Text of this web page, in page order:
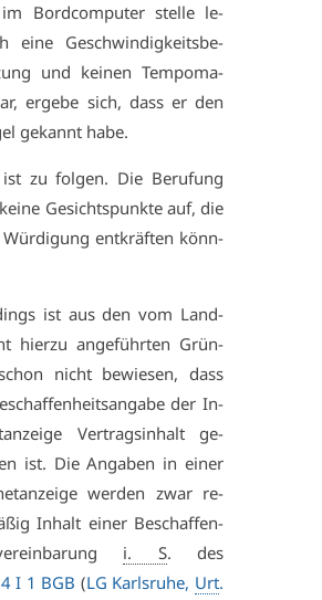
Bord­com­pu­ter stel­le le­
ei­ne Ge­schwin­dig­keits­be­
und kei­nen Tem­po­ma­
er­ge­be sich, dass er den
ge­kannt ha­be.
zu fol­gen. Die Be­ru­fung
Ge­sichts­punk­te auf, die
Wür­di­gung ent­kräf­ten könn­
ist aus den vom Land­
hier­zu an­ge­führ­ten Grün­
nicht be­wie­sen, dass
der In­
Ver­trags­in­halt ge­
ist. Die An­ga­ben in ei­ner
wer­den zwar re­
In­halt ei­ner Be­schaf­fen­
i. S. des
I 1 BGB (LG Karls­ru­he, Urt.